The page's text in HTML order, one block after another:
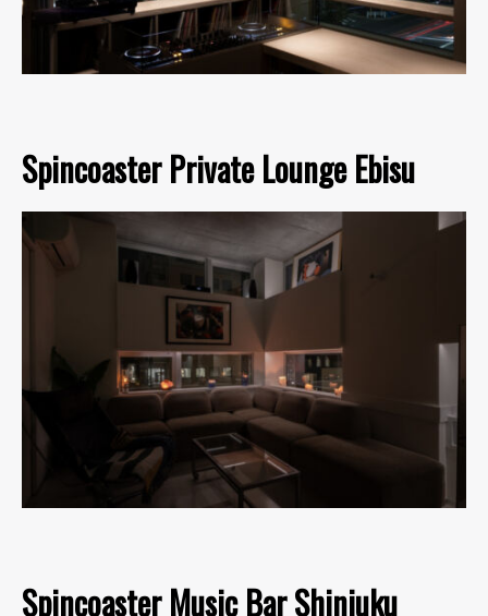
Spincoaster Private Lounge Ebisu
Spincoaster Music Bar Shinjuku